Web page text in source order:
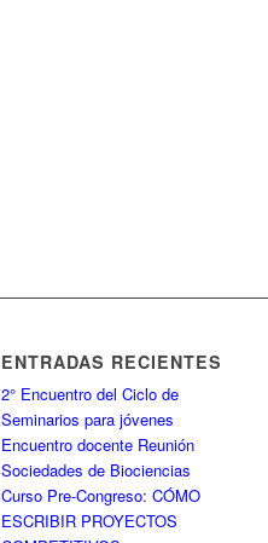
ENTRADAS RECIENTES
2° Encuentro del Ciclo de
Seminarios para jóvenes
Encuentro docente Reunión
Sociedades de Biociencias
Curso Pre-Congreso: CÓMO
ESCRIBIR PROYECTOS